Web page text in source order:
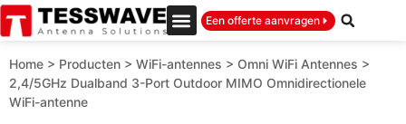
Een offerte aanvragen
Home > Producten > WiFi-antennes > Omni WiFi Antennes >
2,4/5GHz Dualband 3-Port Outdoor MIMO Omnidirectionele
WiFi-antenne